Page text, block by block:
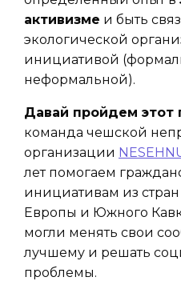
активизме и быть
экологической
инициативой
неформальной).
Давай пройдем этот
команда чешской
организации
лет помогаем
инициативам из
Европы и Южного
могли менять свои
лучшему и решать
проблемы.